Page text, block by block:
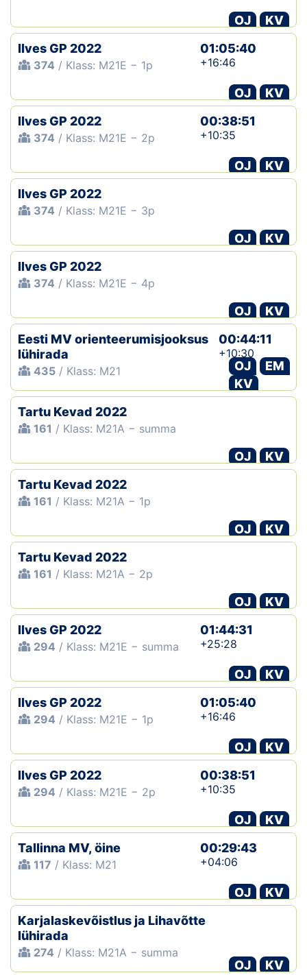
OJ
KV
Ilves GP 2022
374 / Klass: M21E − 1p
01:05:40
+16:46
OJ
KV
Ilves GP 2022
374 / Klass: M21E − 2p
00:38:51
+10:35
OJ
KV
Ilves GP 2022
374 / Klass: M21E − 3p
OJ
KV
Ilves GP 2022
374 / Klass: M21E − 4p
OJ
KV
Eesti MV orienteerumisjooksus
lühirada
435 / Klass: M21
00:44:11
+10:30
OJ
EM
KV
Tartu Kevad 2022
161 / Klass: M21A − summa
OJ
KV
Tartu Kevad 2022
161 / Klass: M21A − 1p
OJ
KV
Tartu Kevad 2022
161 / Klass: M21A − 2p
OJ
KV
Ilves GP 2022
294 / Klass: M21E − summa
01:44:31
+25:28
OJ
KV
Ilves GP 2022
294 / Klass: M21E − 1p
01:05:40
+16:46
OJ
KV
Ilves GP 2022
294 / Klass: M21E − 2p
00:38:51
+10:35
OJ
KV
Tallinna MV, öine
117 / Klass: M21
00:29:43
+04:06
OJ
KV
Karjalaskevõistlus ja Lihavõtte
lühirada
274 / Klass: M21A − summa
OJ
KV